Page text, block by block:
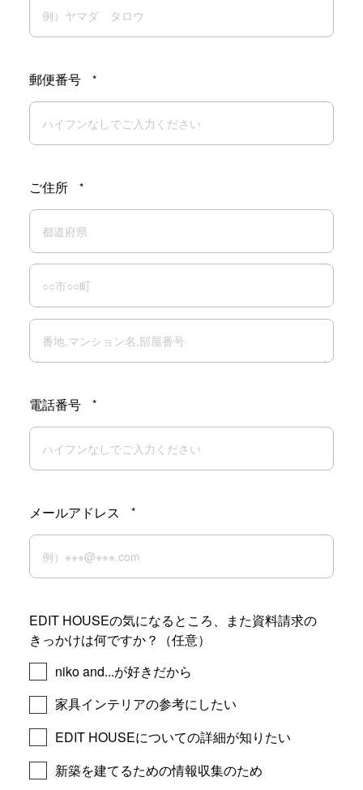
郵便番号 *
ご住所 *
電話番号 *
メールアドレス *
EDIT HOUSEの気になるところ、また資料請求の
きっかけは何ですか？（任意）
niko and...が好きだから
家具インテリアの参考にしたい
EDIT HOUSEについての詳細が知りたい
新築を建てるための情報収集のため